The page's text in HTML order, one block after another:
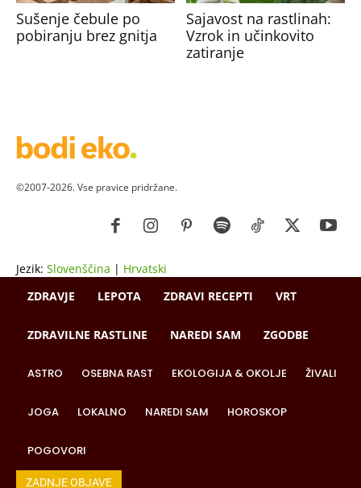
Sušenje čebule po
pobiranju brez gnitja
Sajavost na rastlinah:
Vzrok in učinkovito
zatiranje
©2007-2026. Vse pravice pridržane.
Jezik: Slovenščina | Hrvatski
ZDRAVJE
LEPOTA ZDRAVI RECEPTI VRT
ZDRAVILNE RASTLINE NAREDI SAM ZGODBE
ASTRO OSEBNA RAST EKOLOGIJA & OKOLJE ŽIVALI
JOGA LOKALNO NAREDI SAM HOROSKOP
POGOVORI
ZADNJE OBJAVE